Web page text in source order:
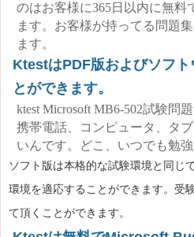
のはお客様に365日以内に無料
ます。お客様が持ってる問題
ます。
KtestはPDF版およびソフ
とができます。
ktest Microsoft MB6-502試験問
携帯電話、コンピュータ、タ
いんです。どこ、いつでも勉強
ソフト版は本格的な試験環境と同じ
環境を適応することができます。受
て頂くことができます。